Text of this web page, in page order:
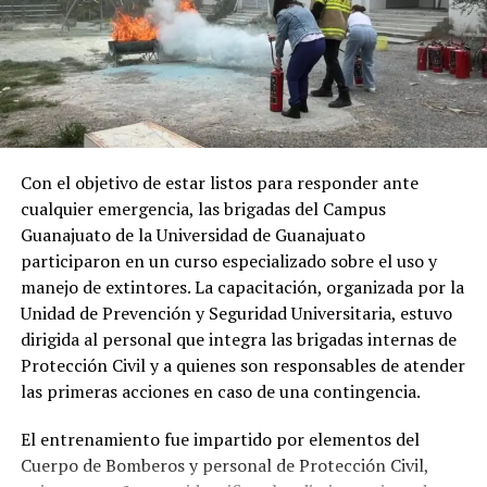
Con el objetivo de estar listos para responder ante
cualquier emergencia, las brigadas del Campus
Guanajuato de la Universidad de Guanajuato
participaron en un curso especializado sobre el uso y
manejo de extintores. La capacitación, organizada por la
Unidad de Prevención y Seguridad Universitaria, estuvo
dirigida al personal que integra las brigadas internas de
Protección Civil y a quienes son responsables de atender
las primeras acciones en caso de una contingencia.
El entrenamiento fue impartido por elementos del
Cuerpo de Bomberos y personal de Protección Civil,